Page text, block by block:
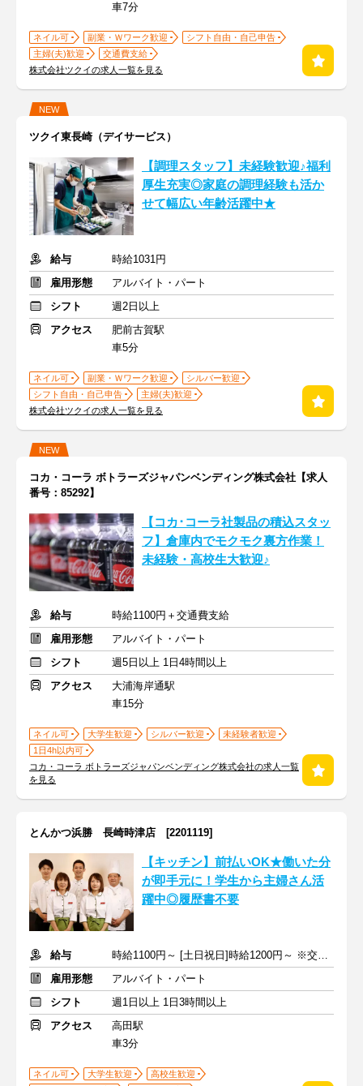
車7分
ネイル可 副業・Ｗワーク歓迎
シフト自由・自己申告
主婦(夫)歓迎
交通費支給
株式会社ツクイの求人一覧を見る
NEW
ツクイ東長崎（デイサービス）
【調理スタッフ】未経験歓迎♪福利
厚生充実◎家庭の調理経験も活か
せて幅広い年齢活躍中★
給与
時給1031円
雇用形態
アルバイト・パート
シフト
週2日以上
アクセス
肥前古賀駅
車5分
ネイル可 副業・Ｗワーク歓迎
シルバー歓迎
シフト自由・自己申告
主婦(夫)歓迎
株式会社ツクイの求人一覧を見る
NEW
コカ・コーラ ボトラーズジャパンベンディング株式会社【求人
番号：85292】
【コカ･コーラ社製品の積込スタッ
フ】倉庫内でモクモク裏方作業！
未経験・高校生大歓迎♪
給与
時給1100円＋交通費支給
雇用形態
アルバイト・パート
シフト
週5日以上 1日4時間以上
アクセス
大浦海岸通駅
車15分
ネイル可 大学生歓迎 シルバー歓迎
未経験者歓迎
1日4h以内可
コカ・コーラ ボトラーズジャパンベンディング株式会社の求人一覧
を見る
とんかつ浜勝 長崎時津店 [2201119]
【キッチン】前払いOK★働いた分
が即手元に！学生から主婦さん活
躍中◎履歴書不要
給与
時給1100円～ [土日祝日]時給1200円～ ※交通費全額支給
雇用形態
アルバイト・パート
シフト
週1日以上 1日3時間以上
アクセス
高田駅
車3分
ネイル可 大学生歓迎
高校生歓迎